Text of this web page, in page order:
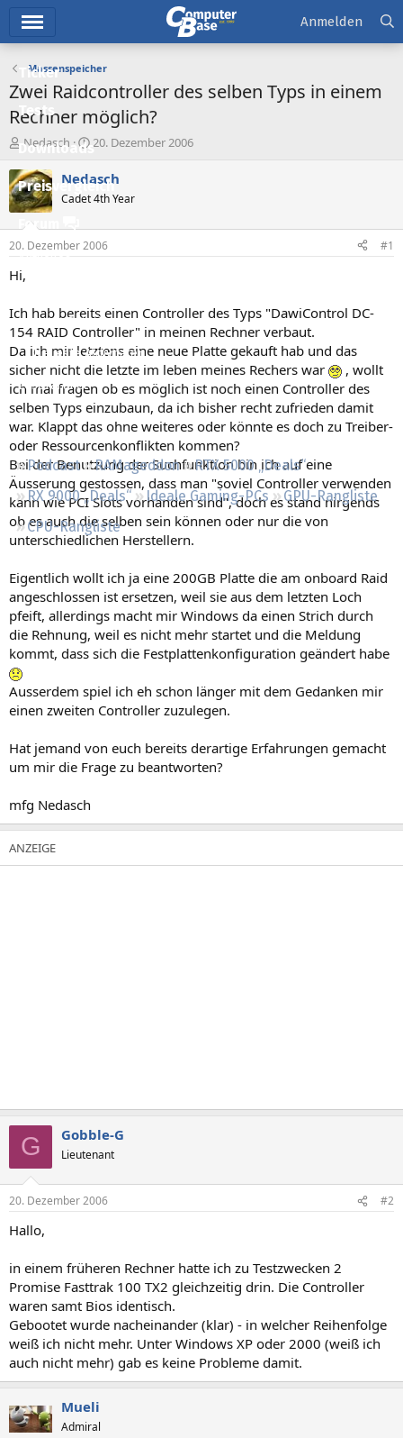
Ticker
Tests
Downloads
Preisvergleich
Forum
Aktuelles
Neue Beiträge
Neueste Aktivitäten
Leserartikel
Regeln
Podcast RAMageddon
RTX 5000 „Deals“
RX 9000 „Deals“
Ideale Gaming-PCs
GPU-Rangliste
CPU-Rangliste
Anmelden
Massenspeicher
Zwei Raidcontroller des selben Typs in einem
Rechner möglich?
E
r
s
t
e
e
Nedasch
E
r
s
e
l
t
20. Dezember 2006
Nedasch
Cadet 4th Year
20. Dezember 2006 #1
Hi,
Ich hab bereits einen Controller des Typs "DawiControl DC-
154 RAID Controller" in meinen Rechner verbaut.
Da ich mir letztens eine neue Platte gekauft hab und das
sicher nicht die letzte im leben meines Rechers war
, wollt
ich mal fragen ob es möglich ist noch einen Controller des
selben Typs einzubaun, da ich bisher recht zufrieden damit
war. Klappt das ohne weiteres oder könnte es doch zu Treiber-
oder Ressourcenkonflikten kommen?
Bei der Benutzung der Suchfunktion bin ich auf eine
Äusserung gestossen, dass man "soviel Controller verwenden
kann wie PCI Slots vorhanden sind", doch es stand nirgends
ob es auch die selben sein können oder nur die von
unterschiedlichen Herstellern.
Eigentlich wollt ich ja eine 200GB Platte die am onboard Raid
angeschlossen ist ersetzen, weil sie aus dem letzten Loch
pfeift, allerdings macht mir Windows da einen Strich durch
die Rehnung, weil es nicht mehr startet und die Meldung
kommt, dass sich die Festplattenkonfiguration geändert habe
Ausserdem spiel ich eh schon länger mit dem Gedanken mir
einen zweiten Controller zuzulegen.
Hat jemand von euch bereits derartige Erfahrungen gemacht
um mir die Frage zu beantworten?
mfg Nedasch
G Gobble-G
Lieutenant
20. Dezember 2006 #2
Hallo,
in einem früheren Rechner hatte ich zu Testzwecken 2
Promise Fasttrak 100 TX2 gleichzeitig drin. Die Controller
waren samt Bios identisch.
Gebootet wurde nacheinander (klar) - in welcher Reihenfolge
weiß ich nicht mehr. Unter Windows XP oder 2000 (weiß ich
auch nicht mehr) gab es keine Probleme damit.
Mueli
Admiral